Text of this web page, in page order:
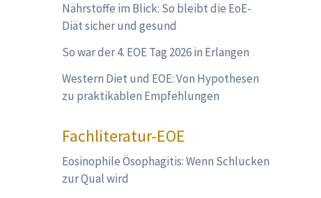
Nährstoffe im Blick: So bleibt die EoE-
Diät sicher und gesund
So war der 4. EOE Tag 2026 in Erlangen
Western Diet und EOE: Von Hypothesen
zu praktikablen Empfehlungen
Fachliteratur-EOE
Eosinophile Ösophagitis: Wenn Schlucken
zur Qual wird